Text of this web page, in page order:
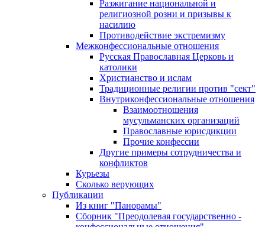
Разжигание национальной и
религиозной розни и призывы к
насилию
Противодействие экстремизму
Межконфессиональные отношения
Русская Православная Церковь и
католики
Христианство и ислам
Традиционные религии против "сект"
Внутриконфессиональные отношения
Взаимоотношения
мусульманских организаций
Православные юрисдикции
Прочие конфессии
Другие примеры сотрудничества и
конфликтов
Курьезы
Сколько верующих
Публикации
Из книг "Панорамы"
Сборник "Преодолевая государственно -